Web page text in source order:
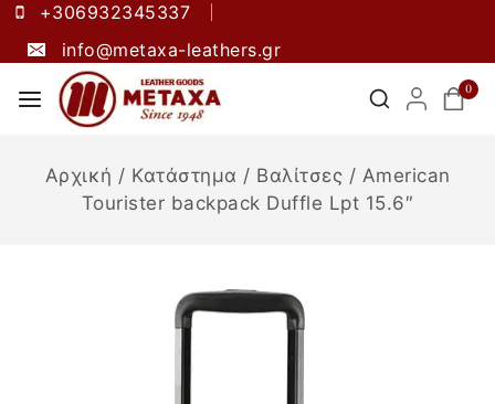
+306932345337
info@metaxa-leathers.gr
0
Αρχική / Κατάστημα / Βαλίτσες / American
Tourister backpack Duffle Lpt 15.6″